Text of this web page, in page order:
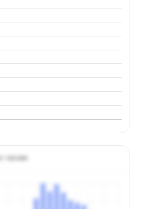
часам